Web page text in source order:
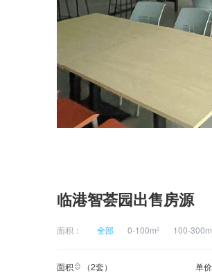
临港智荟园出售房源
面积： 全部 0-100m² 100-
面积 （2套） 单价